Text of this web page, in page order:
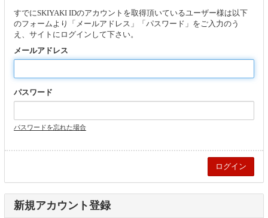
すでにSKIYAKI IDのアカウントを取得頂いているユーザー様は以下
のフォームより「メールアドレス」「パスワード」をご入力のう
え、サイトにログインして下さい。
メールアドレス
パスワード
パスワードを忘れた場合
新規アカウント登録